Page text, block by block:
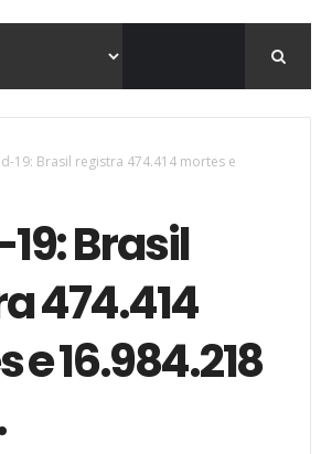
19: Brasil registra 474.414 mortes e
Brasil
474.414
e 16.984.218